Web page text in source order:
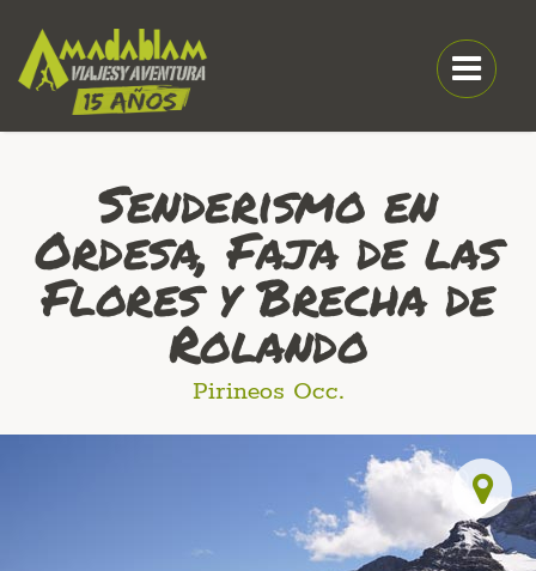
Senderismo en
Ordesa, Faja de las
Flores y Brecha de
Rolando
Pirineos Occ.